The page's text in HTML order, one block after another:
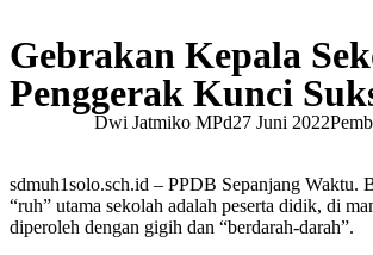
Gebrakan Kepala
Penggerak Kunci
Dwi Jatmiko MPd27 Juni 2022
sdmuh1solo.sch.id – PPDB Sepanjang Waktu.
“ruh” utama sekolah adalah peserta didik, di
diperoleh dengan gigih dan “berdarah-darah”.